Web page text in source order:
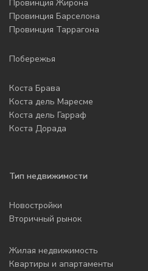
Провинция Жирона
Провинция Барселона
Провинция Таррагона
Побережья
Коста Брава
Коста дель Маресме
Коста дель Гарраф
Коста Дорада
Тип недвижимости
Новостройки
Вторичный рынок
Жилая недвижимость
Квартиры и апартаменты